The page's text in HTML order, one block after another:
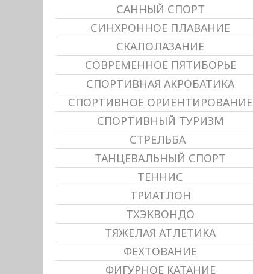
САННЫЙ СПОРТ
СИНХРОННОЕ ПЛАВАНИЕ
СКАЛОЛАЗАНИЕ
СОВРЕМЕННОЕ ПЯТИБОРЬЕ
СПОРТИВНАЯ АКРОБАТИКА
СПОРТИВНОЕ ОРИЕНТИРОВАНИЕ
СПОРТИВНЫЙ ТУРИЗМ
СТРЕЛЬБА
ТАНЦЕВАЛЬНЫЙ СПОРТ
ТЕННИС
ТРИАТЛОН
ТХЭКВОНДО
ТЯЖЕЛАЯ АТЛЕТИКА
ФЕХТОВАНИЕ
ФИГУРНОЕ КАТАНИЕ